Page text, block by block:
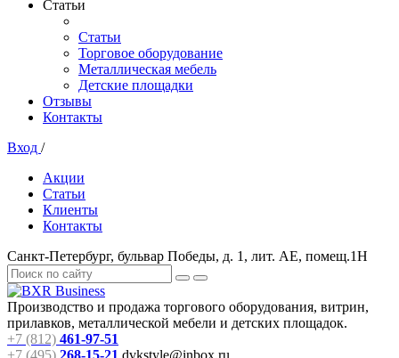
Статьи
Статьи
Торговое оборудование
Металлическая мебель
Детские площадки
Отзывы
Контакты
Вход /
Акции
Статьи
Клиенты
Контакты
Санкт-Петербург, бульвар Победы, д. 1, лит. АЕ, помещ.1Н
Производство и продажа торгового оборудования, витрин,
прилавков, металлической мебели и детских площадок.
+7 (812) 461-97-51
+7 (495) 268-15-21 dvkstyle@inbox.ru